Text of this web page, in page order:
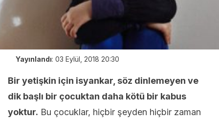
Yayınlandı: 03 Eylül, 2018 20:30
Bir yetişkin için isyankar, söz dinlemeyen ve
dik başlı bir çocuktan daha kötü bir kabus
yoktur. Bu çocuklar, hiçbir şeyden hiçbir zaman